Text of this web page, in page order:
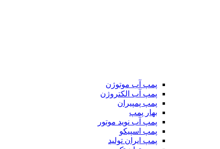
پمپ آب موتوژن
پمپ آب الکتروژن
پمپ پمپیران
بهار پمپ
پمپ آب نوید موتور
پمپ اسپیکو
پمپ ایران تولید